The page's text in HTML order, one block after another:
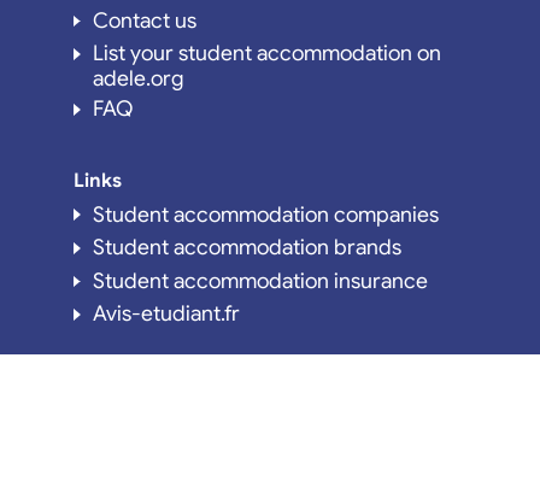
Contact us
List your student accommodation on
adele.org
FAQ
Links
Student accommodation companies
Student accommodation brands
Student accommodation insurance
Avis-etudiant.fr